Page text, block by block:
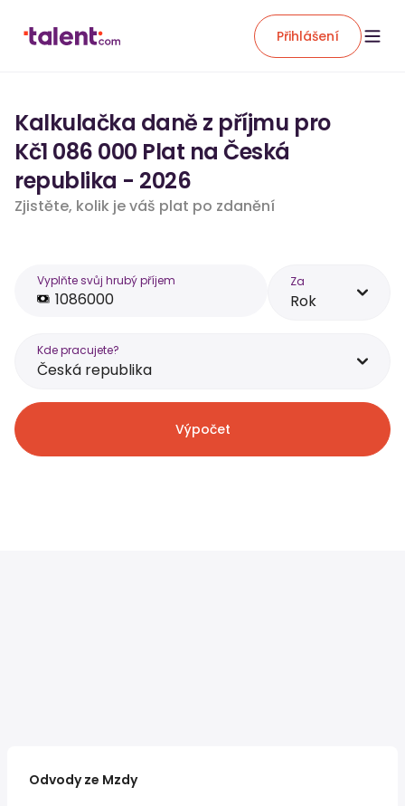
Přihlášení
Kalkulačka daně z příjmu pro
Kč1 086 000 Plat na Česká
republika - 2026
Zjistěte, kolik je váš plat po zdanění
Vyplňte svůj hrubý příjem Za
Rok
Kde pracujete?
Česká republika
Výpočet
Odvody ze Mzdy